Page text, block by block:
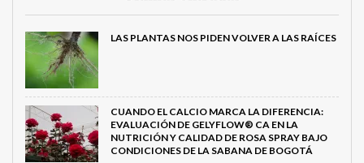
LAS PLANTAS NOS PIDEN VOLVER A LAS RAÍCES
CUANDO EL CALCIO MARCA LA DIFERENCIA:
EVALUACIÓN DE GELYFLOW® CA EN LA
NUTRICIÓN Y CALIDAD DE ROSA SPRAY BAJO
CONDICIONES DE LA SABANA DE BOGOTÁ